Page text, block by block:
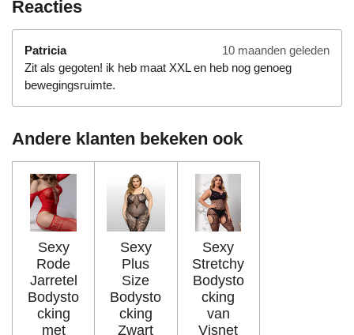
Reacties
Patricia
10 maanden geleden
Zit als gegoten! ik heb maat XXL en heb nog genoeg
bewegingsruimte.
Andere klanten bekeken ook
Sexy
Rode
Jarretel
Bodysto
cking
met
Sexy
Plus
Size
Bodysto
cking
Zwart
Sexy
Stretchy
Bodysto
cking
van
Visnet